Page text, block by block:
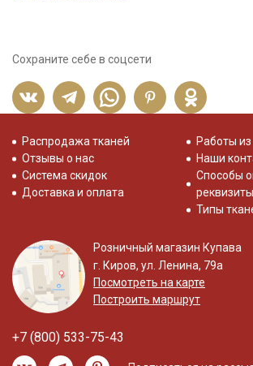
Сохраните себе в соцсети
Распродажа тканей
Отзывы о нас
Система скидок
Доставка и оплата
Работы
Наши
Способы
реквизиты
Типы
Розничный магазин Купава
г. Киров, ул. Ленина, 79а
Посмотреть на карте
Построить маршрут
+7 (800) 533-75-43